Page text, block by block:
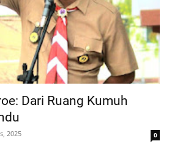
Dari Ruang Kumuh
2025 0